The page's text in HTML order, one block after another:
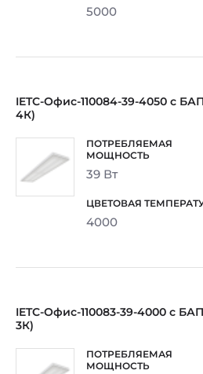
5000
IETC-Офис-110084-39-4050 с
4К)
39 Вт
4000
IETC-Офис-110083-39-4000 с
3К)